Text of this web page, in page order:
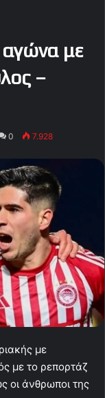
με
–
0 7.928
με
με το ρεπορτάζ
οι άνθρωποι της